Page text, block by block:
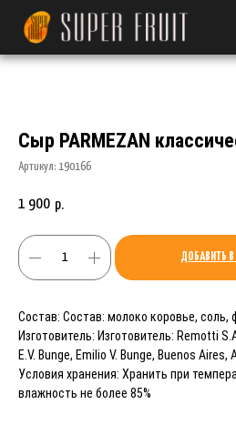
Сыр PARMEZAN
Артикул: 190166
1 900 р.
ДОБАВИТЬ В
Состав: Состав: молоко коровье, соль,
Изготовитель: Изготовитель: Remotti
E.V. Bunge, Emilio V. Bunge, Buenos Aires,
Условия хранения: Хранить при
влажность не более 85%